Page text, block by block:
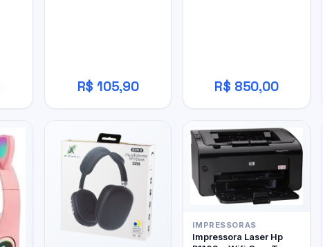
R$ 105,90 R$ 850,00
IMPRESSORAS
Impressora Laser Hp